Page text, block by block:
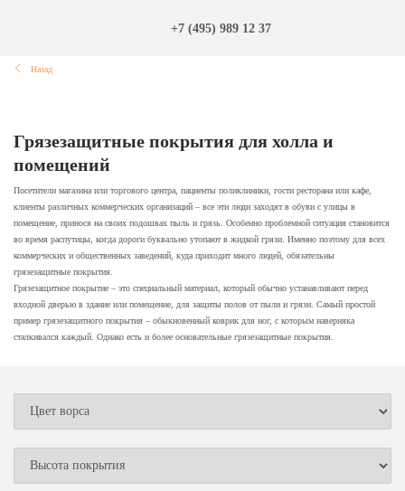
+7 (495) 989 12 37
Назад
Грязезащитные покрытия для холла и
помещений
Посетители магазина или торгового центра, пациенты поликлиники, гости ресторана или кафе,
клиенты различных коммерческих организаций – все эти люди заходят в обуви с улицы в
помещение, принося на своих подошвах пыль и грязь. Особенно проблемной ситуация становится
во время распутицы, когда дороги буквально утопают в жидкой грязи. Именно поэтому для всех
коммерческих и общественных заведений, куда приходит много людей, обязательны
грязезащитные покрытия.
Грязезащитное покрытие – это специальный материал, который обычно устанавливают перед
входной дверью в здание или помещение, для защиты полов от пыли и грязи. Самый простой
пример грязезащитного покрытия – обыкновенный коврик для ног, с которым наверняка
сталкивался каждый. Однако есть и более основательные грязезащитные покрытия.